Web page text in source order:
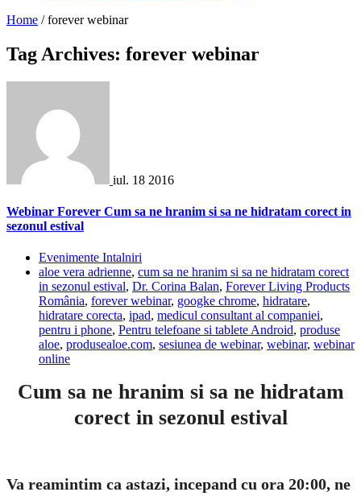
Home / forever webinar
Tag Archives: forever webinar
iul. 18 2016
Webinar Forever Cum sa ne hranim si sa ne hidratam corect in
sezonul estival
Evenimente Intalniri
aloe vera adrienne, cum sa ne hranim si sa ne hidratam corect
in sezonul estival, Dr. Corina Balan, Forever Living Products
România, forever webinar, googke chrome, hidratare,
hidratare corecta, ipad, medicul consultant al companiei,
pentru i phone, Pentru telefoane si tablete Android, produse
aloe, produsealoe.com, sesiunea de webinar, webinar, webinar
online
Cum sa ne hranim si sa ne hidratam
corect in sezonul estival
Va reamintim ca astazi, incepand cu ora 20:00, ne